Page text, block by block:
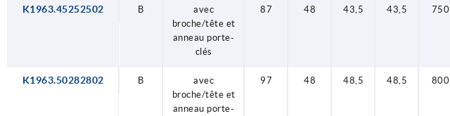
K1963.45252502 B
avec
broche/tête et
anneau porte-
clés
87 48 43,5 43,5 750
K1963.50282802 B
avec
broche/tête et
anneau porte-
97 48 48,5 48,5 800